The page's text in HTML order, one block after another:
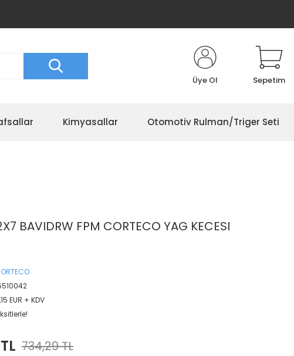
Üye Ol Sepetim
Kimyasallar Otomotiv Rulman/Triger Seti
BAVIDRW FPM CORTECO YAG KECESI
EUR + KDV
734,29 TL